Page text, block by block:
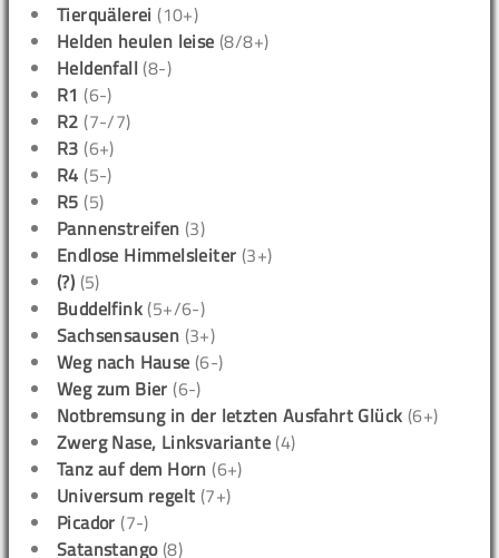
Tierquälerei (10+)
Helden heulen leise (8/8+)
Heldenfall (8-)
R1 (6-)
R2 (7-/7)
R3 (6+)
R4 (5-)
R5 (5)
Pannenstreifen (3)
Endlose Himmelsleiter (3+)
(?) (5)
Buddelfink (5+/6-)
Sachsensausen (3+)
Weg nach Hause (6-)
Weg zum Bier (6-)
Notbremsung in der letzten Ausfahrt Glück (6+)
Zwerg Nase, Linksvariante (4)
Tanz auf dem Horn (6+)
Universum regelt (7+)
Picador (7-)
Satanstango(8)